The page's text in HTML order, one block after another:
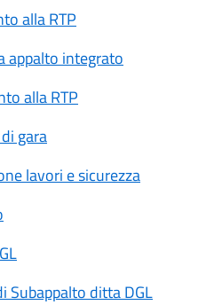
alla RTP
appalto integrato
alla RTP
gara
lavori e sicurezza
ditta DGL